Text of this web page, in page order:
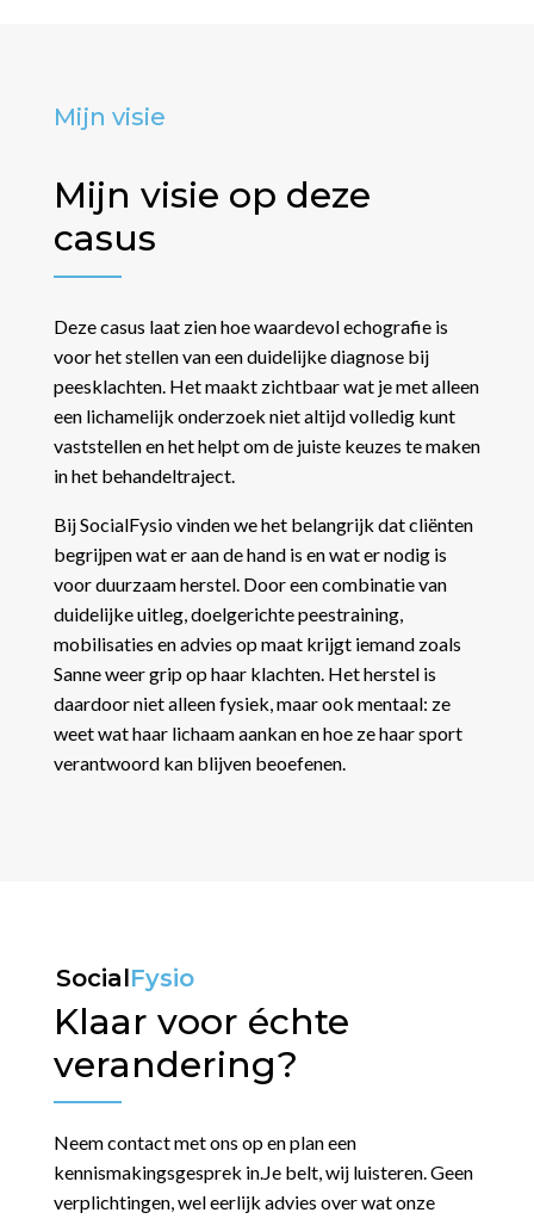
Mijn visie
Mijn visie op deze
casus
Deze casus laat zien hoe waardevol echografie is
voor het stellen van een duidelijke diagnose bij
peesklachten. Het maakt zichtbaar wat je met alleen
een lichamelijk onderzoek niet altijd volledig kunt
vaststellen en het helpt om de juiste keuzes te maken
in het behandeltraject.
Bij SocialFysio vinden we het belangrijk dat cliënten
begrijpen wat er aan de hand is en wat er nodig is
voor duurzaam herstel. Door een combinatie van
duidelijke uitleg, doelgerichte peestraining,
mobilisaties en advies op maat krijgt iemand zoals
Sanne weer grip op haar klachten. Het herstel is
daardoor niet alleen fysiek, maar ook mentaal: ze
weet wat haar lichaam aankan en hoe ze haar sport
verantwoord kan blijven beoefenen.
SocialFysio
Klaar voor échte
verandering?
Neem contact met ons op en plan een
kennismakingsgesprek in.Je belt, wij luisteren. Geen
verplichtingen, wel eerlijk advies over wat onze